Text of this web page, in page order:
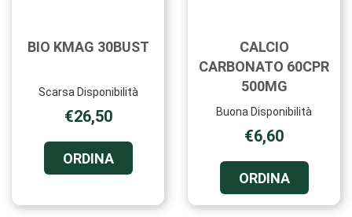
BIO KMAG 30BUST
Scarsa Disponibilità
€26,50
ORDINA
KMAG
CARRELLO
CALCIO
CARBONATO 60CPR
500MG
Buona Disponibilità
€6,60
ORDINA
60CPR